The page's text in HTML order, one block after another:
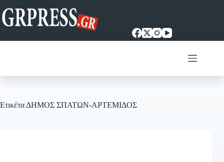
στο
περιεχόμενο
Ετικέτα ΔΗΜΟΣ ΣΠΑΤΩΝ-ΑΡΤΕΜΙΔΟΣ